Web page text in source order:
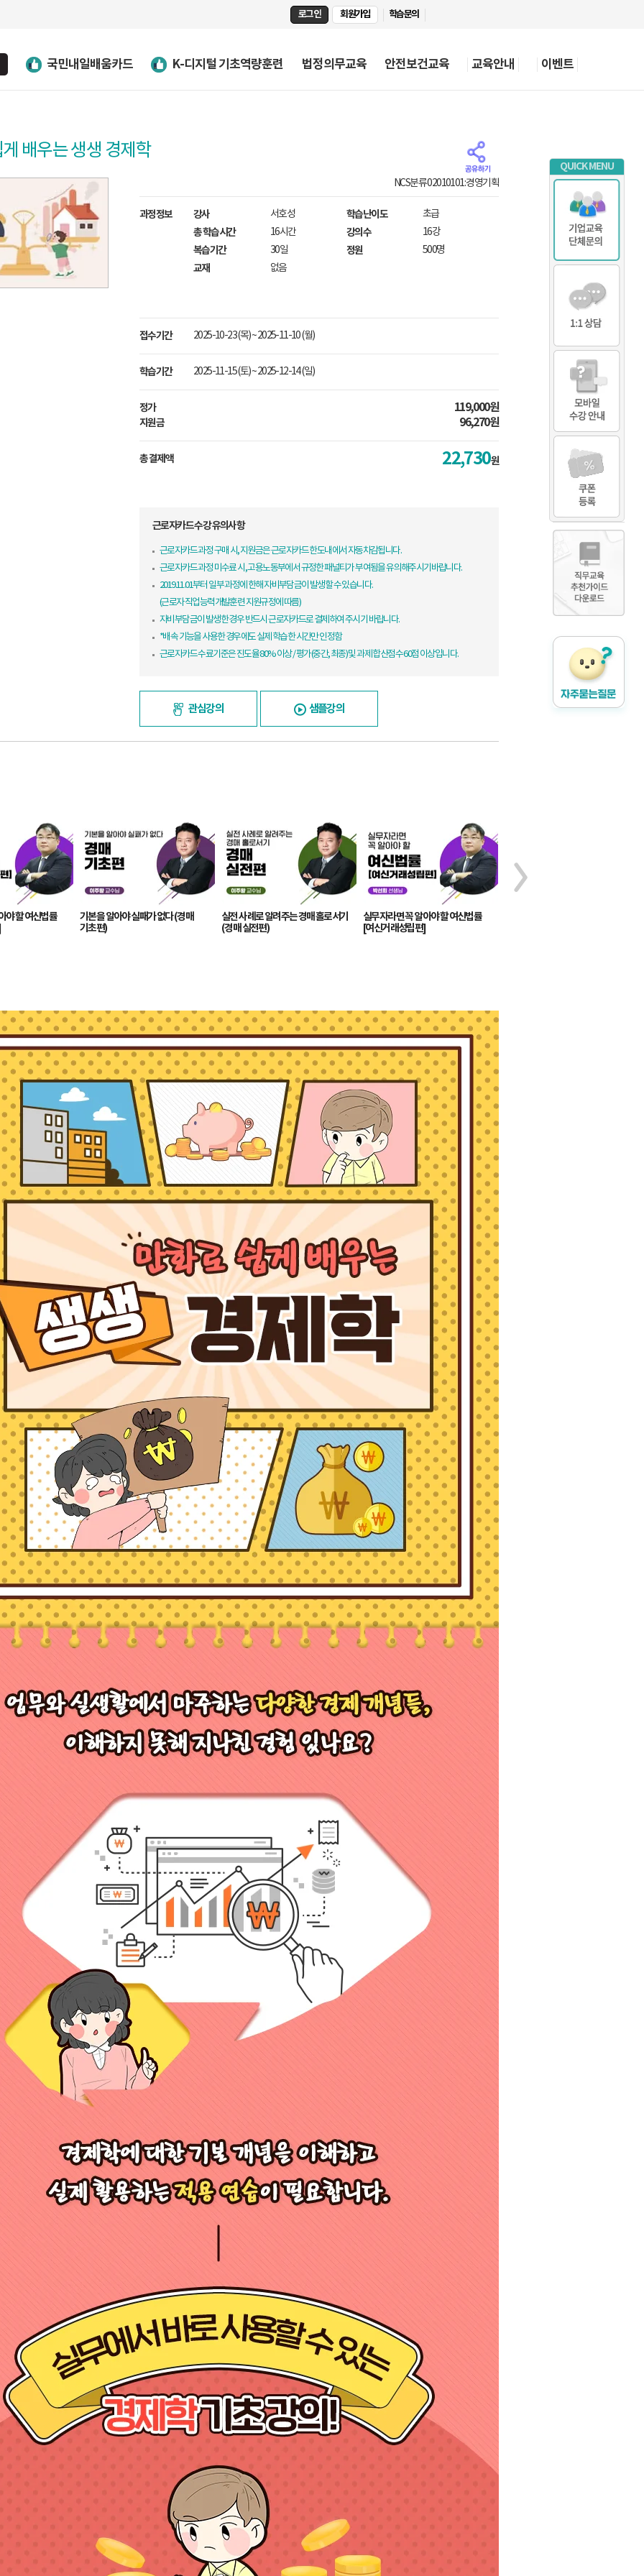
국민내일배움카드 K-디지털 기초역량훈련 법정의무교육 안전보건교육 교육안내 이벤트
로그인 회원가입 학습문의
배우는 생생 경제학
NCS분류 02010101: 경영기획
과정정보 강사 서호성 학습난이도 초급
총 학습시간 16시간 강의수 16강
복습기간 30일 정원 500명
교재 없음
접수기간 2025-10-23 (목) ~ 2025-11-10 (월)
학습기간 2025-11-15 (토) ~ 2025-12-14 (일)
정가
지원금
119,000원
96,270원
총 결제액 22,730원
근로자카드 수강 유의사항
근로자카드 과정 구매 시, 지원금은 근로자카드 한도내에서 자동차감됩니다.
근로자카드 과정 미수료 시, 고용노동부에서 규정한 패널티가 부여됨을 유의해주시기바랍니다.
2019.11.01부터 일부 과정에 한해 자비부담금이 발생할 수 있습니다.
(근로자 직업능력개발훈련 지원규정에 따름)
자비부담금이 발생한 경우 반드시 근로자카드로 결제하여 주시기 바랍니다.
*배속 기능을 사용한 경우에도 실제 학습한 시간만 인정함
근로자카드 수료기준은 진도율 80% 이상 / 평가(중간, 최종) 및 과제 합산점수 60점 이상입니다.
관심강의 샘플강의
야 할 여신법률
기본을 알아야 실패가 없다 (경매
기초편)
실전 사례로 알려주는 경매 홀로서기
(경매 실전편)
실무자라면 꼭 알아야 할 여신법률
[여신거래성립편]
QUICK MENU